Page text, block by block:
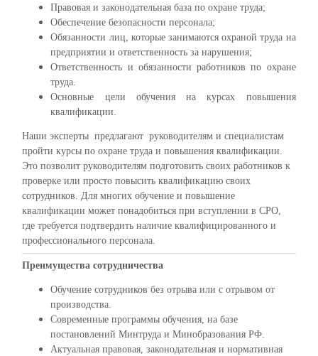
Правовая и законодательная база по охране труда;
Обеспечение безопасности персонала;
Обязанности лиц, которые занимаются охраной труда на
предприятии и ответственность за нарушения;
Ответственность и обязанности работников по охране
труда.
Основные цели обучения на курсах повышения
квалификации.
Наши эксперты предлагают руководителям и специалистам
пройти курсы по охране труда и повышения квалификации.
Это позволит руководителям подготовить своих работников к
проверке или просто повысить квалификацию своих
сотрудников. Для многих обучение и повышение
квалификации может понадобиться при вступлении в СРО,
где требуется подтвердить наличие квалифицированного и
профессионального персонала.
Преимущества сотрудничества
Обучение сотрудников без отрыва или с отрывом от
производства.
Современные программы обучения, на базе
постановлений Минтруда и Минобразования РФ.
Актуальная правовая, законодательная и нормативная